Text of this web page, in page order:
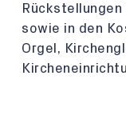
sowie in den
Orgel,